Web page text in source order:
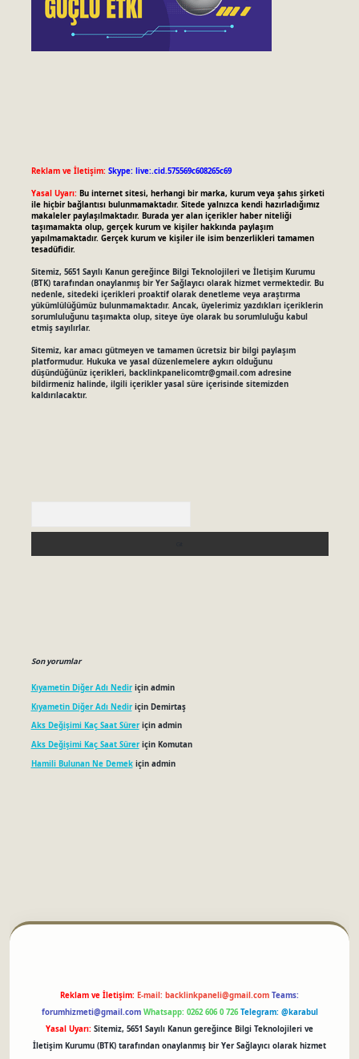
Reklam ve İletişim: Skype: live:.cid.575569c608265c69
Yasal Uyarı: Bu internet sitesi, herhangi bir marka, kurum veya şahıs şirketi
ile hiçbir bağlantısı bulunmamaktadır. Sitede yalnızca kendi hazırladığımız
makaleler paylaşılmaktadır. Burada yer alan içerikler haber niteliği
taşımamakta olup, gerçek kurum ve kişiler hakkında paylaşım
yapılmamaktadır. Gerçek kurum ve kişiler ile isim benzerlikleri tamamen
tesadüfidir.
Sitemiz, 5651 Sayılı Kanun gereğince Bilgi Teknolojileri ve İletişim Kurumu
(BTK) tarafından onaylanmış bir Yer Sağlayıcı olarak hizmet vermektedir. Bu
nedenle, sitedeki içerikleri proaktif olarak denetleme veya araştırma
yükümlülüğümüz bulunmamaktadır. Ancak, üyelerimiz yazdıkları içeriklerin
sorumluluğunu taşımakta olup, siteye üye olarak bu sorumluluğu kabul
etmiş sayılırlar.
Sitemiz, kar amacı gütmeyen ve tamamen ücretsiz bir bilgi paylaşım
platformudur. Hukuka ve yasal düzenlemelere aykırı olduğunu
düşündüğünüz içerikleri, backlinkpanelicomtr@gmail.comadresine
bildirmeniz halinde, ilgili içerikler yasal süre içerisinde sitemizden
kaldırılacaktır.
Son yorumlar
Kıyametin Diğer Adı Nediriçin admin
Kıyametin Diğer Adı Nediriçin Demirtaş
Aks Değişimi Kaç Saat Süreriçin admin
Aks Değişimi Kaç Saat Süreriçin Komutan
Hamili Bulunan Ne Demekiçin admin
Reklam ve İletişim: E-mail: backlinkpaneli@gmail.com Teams:
forumhizmeti@gmail.com Whatsapp: 0262 606 0 726 Telegram: @karabul
Yasal Uyarı: Sitemiz, 5651 Sayılı Kanun gereğince Bilgi Teknolojileri ve
İletişim Kurumu (BTK) tarafından onaylanmış bir Yer Sağlayıcı olarak hizmet